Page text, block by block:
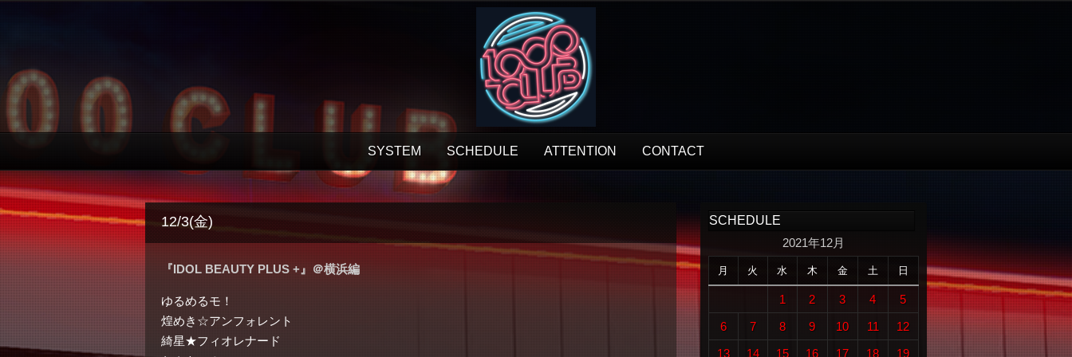
SYSTEM SCHEDULE ATTENTION CONTACT
12/3(金)
『IDOL BEAUTY PLUS +』＠横浜編
ゆるめるモ！
煌めき☆アンフォレント
綺星★フィオレナード
SCHEDULE
2021年12月
月 火 水 木 金 土 日
1 2 3 4
5
6
7 8 9 10 11
12
13
14 15 16 17 18 19